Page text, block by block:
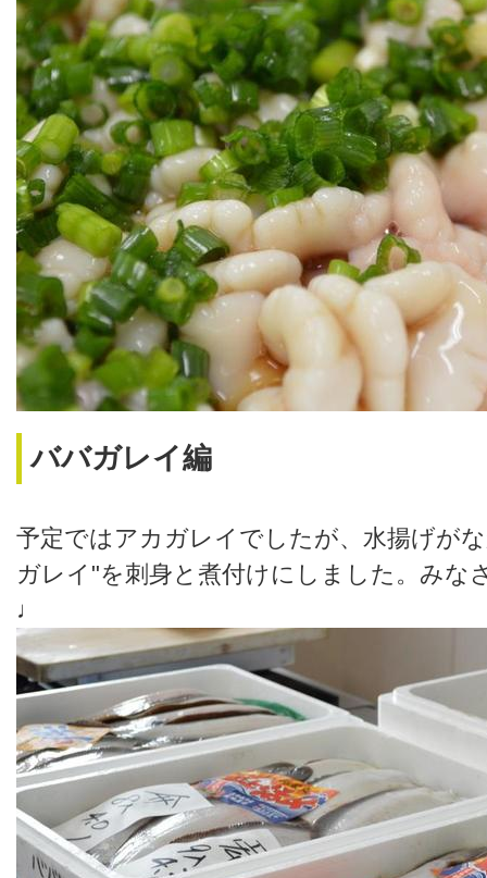
ババガレイ編
予定ではアカガレイでしたが、水揚げが
ガレイ"を刺身と煮付けにしました。みな
♩